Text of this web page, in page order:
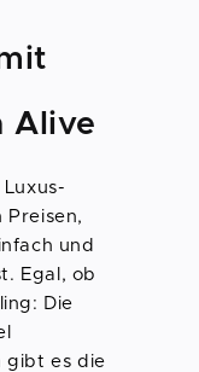
Alive
und
Egal, ob
Die
gibt es die